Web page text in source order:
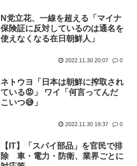
N党立花、一線を超える「マイナ
保険証に反対しているのは通名を
使えなくなる在日朝鮮人」
2022.11.30 20:07 0
ネトウヨ「日本は朝鮮に搾取され
ている😡」 ワイ「何言ってんだ
こいつ😅」
2022.11.30 19:37 0
【IT】「スパイ部品」を官民で排
除 車・電力・防衛、業界ごとに